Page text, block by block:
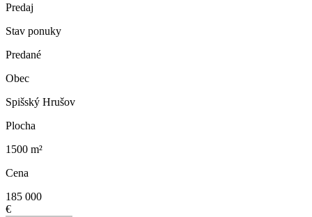
Predaj
Stav ponuky
Predané
Obec
Spišský Hrušov
Plocha
1500 m²
Cena
185 000
€